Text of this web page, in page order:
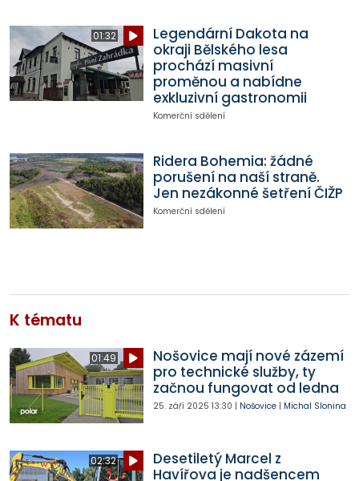
01:32
Legendární Dakota na
okraji Bělského lesa
prochází masivní
proměnou a nabídne
exkluzivní gastronomii
Komerční sdělení
Ridera Bohemia: žádné
porušení na naší straně.
Jen nezákonné šetření ČIŽP
Komerční sdělení
K tématu
01:49
Nošovice mají nové zázemí
pro technické služby, ty
začnou fungovat od ledna
25. září 2025 13:30 | Nošovice| Michal Slonina
02:32
Desetiletý Marcel z
Havířova je nadšencem